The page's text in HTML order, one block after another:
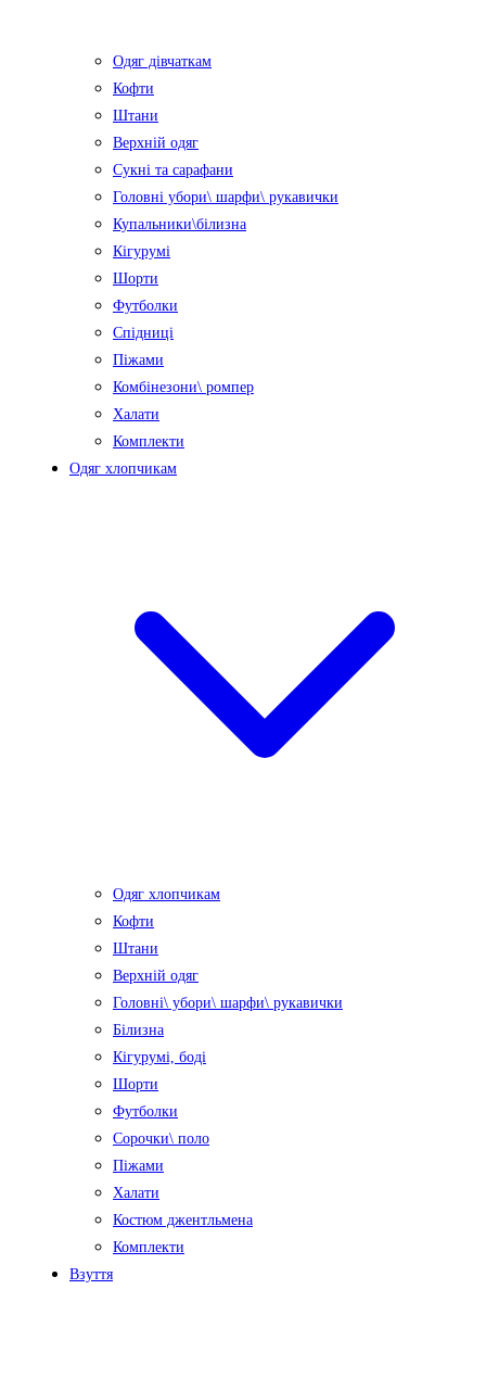
Одяг дівчаткам
Кофти
Штани
Верхній одяг
Сукні та сарафани
Головні убори\ шарфи\ рукавички
Купальники\білизна
Кігурумі
Шорти
Футболки
Спідниці
Піжами
Комбінезони\ ромпер
Халати
Комплекти
Одяг хлопчикам
Одяг хлопчикам
Кофти
Штани
Верхній одяг
Головні\ убори\ шарфи\ рукавички
Білизна
Кігурумі, боді
Шорти
Футболки
Сорочки\ поло
Піжами
Халати
Костюм джентльмена
Комплекти
Взуття